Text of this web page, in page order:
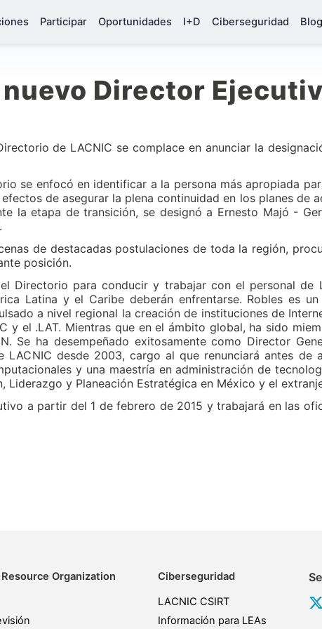
Participar Oportunidades I+D Ciberseguridad Blog
Director
de LACNIC se complace en anunciar la
se enfocó en identificar a la persona más apropiada
de asegurar la plena continuidad en los planes de
la etapa de transición, se designó a Ernesto Majó -
de destacadas postulaciones de toda la región,
posición.
Directorio para conducir y trabajar con el personal de
Latina y el Caribe deberán enfrentarse. Robles es
a nivel regional la creación de instituciones de
y el .LAT. Mientras que en el ámbito global, ha sido
Se ha desempeñado exitosamente como Director
desde 2003, cargo al que renunciará antes de
y una maestría en administración de
y Planeación Estratégica en México y el
a partir del 1 de febrero de 2015 y trabajará en las
Organization
Ciberseguridad
LACNIC CSIRT
Información para LEAs